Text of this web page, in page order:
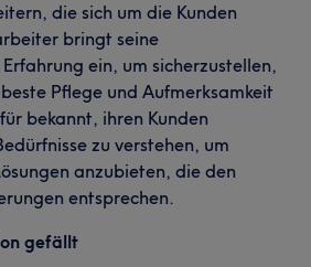
die sich um die Kunden
bringt seine
ein, um sicherzustellen,
Pflege und Aufmerksamkeit
bekannt, ihren Kunden
zu verstehen, um
anzubieten, die den
entsprechen.
gefällt